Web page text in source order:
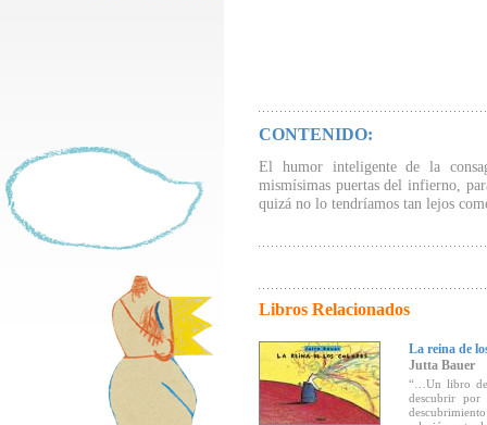
CONTENIDO:
El humor inteligente de la
mismísimas puertas del infierno,
quizá no lo tendríamos tan lejos
Libros Relacionados
La reina de
Jutta Bauer
“…Un libro
descubrir